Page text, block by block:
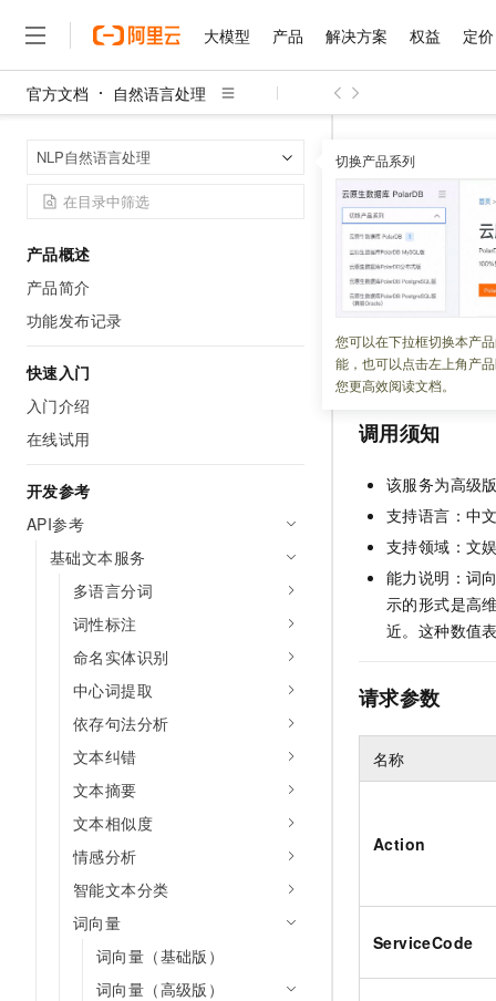
大模型 产品 解决方案 权益 定价
官方文档 自然语言处理
NLP自然语言处理 切换产品系列
您可以在下拉框切换本产
能，也可以点击左上角产
您更高效阅读文档。
产品概述
产品简介
功能发布记录
快速入门
入门介绍
在线试用
开发参考
API参考
基础文本服务
多语言分词
词性标注
命名实体识别
中心词提取
依存句法分析
文本纠错
文本摘要
文本相似度
情感分析
智能文本分类
词向量
词向量（基础版）
词向量（高级版）
词向量（
更新时间： 2023-10-
词向量（高级
调用须知
该服务为高级
支持语言：中
支持领域：文
能力说明：词
示的形式是高
近。这种数值
请求参数
名称
Action
ServiceCode
大模型
大模型
文本生成
Qwen3.8-Max HOT
智能体时代全能旗舰模型
能看、能想、能动手的多
Qwen3-VL-Plus
大模型服务
千问AI平台-Token Plan
千问AI平台-模型体验
在线体验全尺寸、多种模
Happy 系列大模型
快速部署 Dify，高效搭
产品
精选产品
人工智能与机器学习
容器
存储
安全
中间件
数据库
大数据计算
媒体服务
企业服务与云通信
域名与网站
终端用户计算
Serverless
开发工具
迁移与运维管理
精选产品
大模型服务平台百炼
大模型服务与应用平台
千问大模型
多元化、高性能、安全可
无影云电脑
随时随地安全接入的云上
云解析DNS
云原生大数据计算服务
解决方案
精选解决方案
AI
大数据
现代化应用
网络
可观测
上云与迁云
企业出海
政企业务
精选解决方案
千问办公，解锁你的工
企业级Agent产品，直接
Agency Agents：拥有
HappyHorse 打造一站
快速拥有专属 OpenClaw
权益 普惠上云
普惠上云 官方力荐
云服务器38元/年起，超值
官方推荐返现计划
推荐新用户得奖励，单订
云工开物
高校专属算力普惠，学生
免费试用
解决方案免费试用 新老
AI 产品 免费试用
1亿+ 大模型 tokens 和
140+云产品 免费试用
产品新客免费试用，最长
定价 产品定价
了解云产品的定价详情
云上成本管理
管理和优化成本
云市场 精选商城
网站建设
多端小程序
Salesforce 国际版订阅
友盟天域
观测云
Tuya 物联网平台阿里云
电子合同
畅捷通
Tableau 订阅
AI空中课堂在线直播课
生态解决方案
AI 开发和 AI 应用解决
伙伴 成为销售伙伴
分销伙伴
咨询伙伴
销售伙伴合作计划
Salesforce On Alibaba
Consulting Partner 合作
AI 大模型销售与服务生
服务 售前咨询
在线服务
售后服务
自助服务
工单服务
短信专区
了解阿里云 为什么选择阿里云
什么是云计算
技术领先
稳定可靠
安全合规
分析师报告
研究报告与白皮书
天池大赛
AI 算法大赛
云开发大赛
入门学习赛